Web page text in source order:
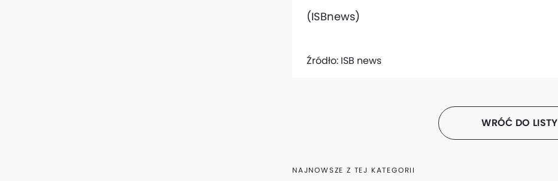
(ISBnews)
Źródło: ISB news
WRÓĆ DO LISTY
NAJNOWSZE Z TEJ KATEGORII